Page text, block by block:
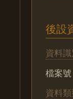
後設
資料識
檔案
資料類